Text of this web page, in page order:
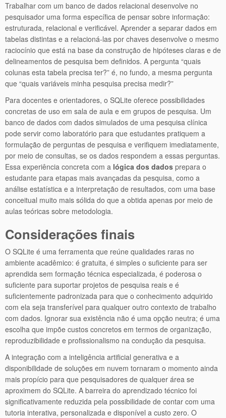
Trabalhar com um banco de dados relacional desenvolve no
pesquisador uma forma específica de pensar sobre informação:
estruturada, relacional e verificável. Aprender a separar dados em
tabelas distintas e a relacioná-las por chaves desenvolve o mesmo
raciocínio que está na base da construção de hipóteses claras e de
delineamentos de pesquisa bem definidos. A pergunta “quais
colunas esta tabela precisa ter?” é, no fundo, a mesma pergunta
que “quais variáveis minha pesquisa precisa medir?”
Para docentes e orientadores, o SQLite oferece possibilidades
concretas de uso em sala de aula e em grupos de pesquisa. Um
banco de dados com dados simulados de uma pesquisa clínica
pode servir como laboratório para que estudantes pratiquem a
formulação de perguntas de pesquisa e verifiquem imediatamente,
por meio de consultas, se os dados respondem a essas perguntas.
Essa experiência concreta com a lógica dos dados prepara o
estudante para etapas mais avançadas da pesquisa, como a
análise estatística e a interpretação de resultados, com uma base
conceitual muito mais sólida do que a obtida apenas por meio de
aulas teóricas sobre metodologia.
Considerações finais
O SQLite é uma ferramenta que reúne qualidades raras no
ambiente acadêmico: é gratuita, é simples o suficiente para ser
aprendida sem formação técnica especializada, é poderosa o
suficiente para suportar projetos de pesquisa reais e é
suficientemente padronizada para que o conhecimento adquirido
com ela seja transferível para qualquer outro contexto de trabalho
com dados. Ignorar sua existência não é uma opção neutra; é uma
escolha que impõe custos concretos em termos de organização,
reproduzibilidade e profissionalismo na condução da pesquisa.
A integração com a inteligência artificial generativa e a
disponibilidade de soluções em nuvem tornaram o momento ainda
mais propício para que pesquisadores de qualquer área se
aproximem do SQLite. A barreira do aprendizado técnico foi
significativamente reduzida pela possibilidade de contar com uma
tutoria interativa, personalizada e disponível a custo zero. O